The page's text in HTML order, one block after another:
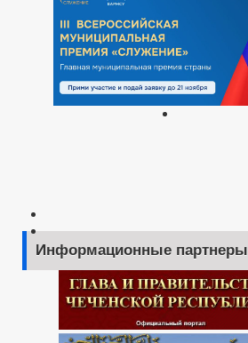
Информационные партнеры